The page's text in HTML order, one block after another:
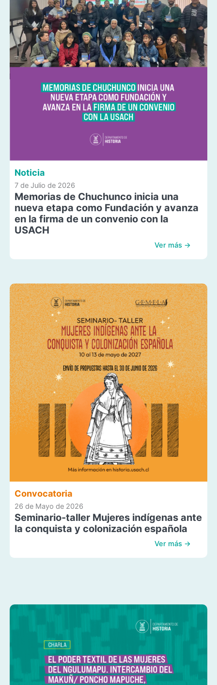
Noticia
7 de Julio de 2026
Memorias de Chuchunco inicia una
nueva etapa como Fundación y avanza
en la firma de un convenio con la
USACH
Ver más →
Convocatoria
26 de Mayo de 2026
Seminario-taller Mujeres indígenas ante
la conquista y colonización española
Ver más →